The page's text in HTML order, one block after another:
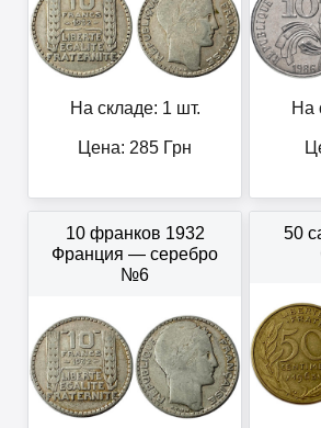
На складе: 1 шт.
Цена: 285 Грн
На
10 франков 1932
Франция — серебро
№6
50